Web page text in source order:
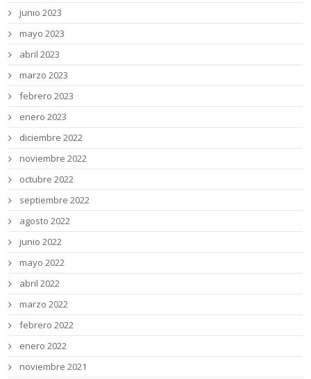
junio 2023
mayo 2023
abril 2023
marzo 2023
febrero 2023
enero 2023
diciembre 2022
noviembre 2022
octubre 2022
septiembre 2022
agosto 2022
junio 2022
mayo 2022
abril 2022
marzo 2022
febrero 2022
enero 2022
noviembre 2021